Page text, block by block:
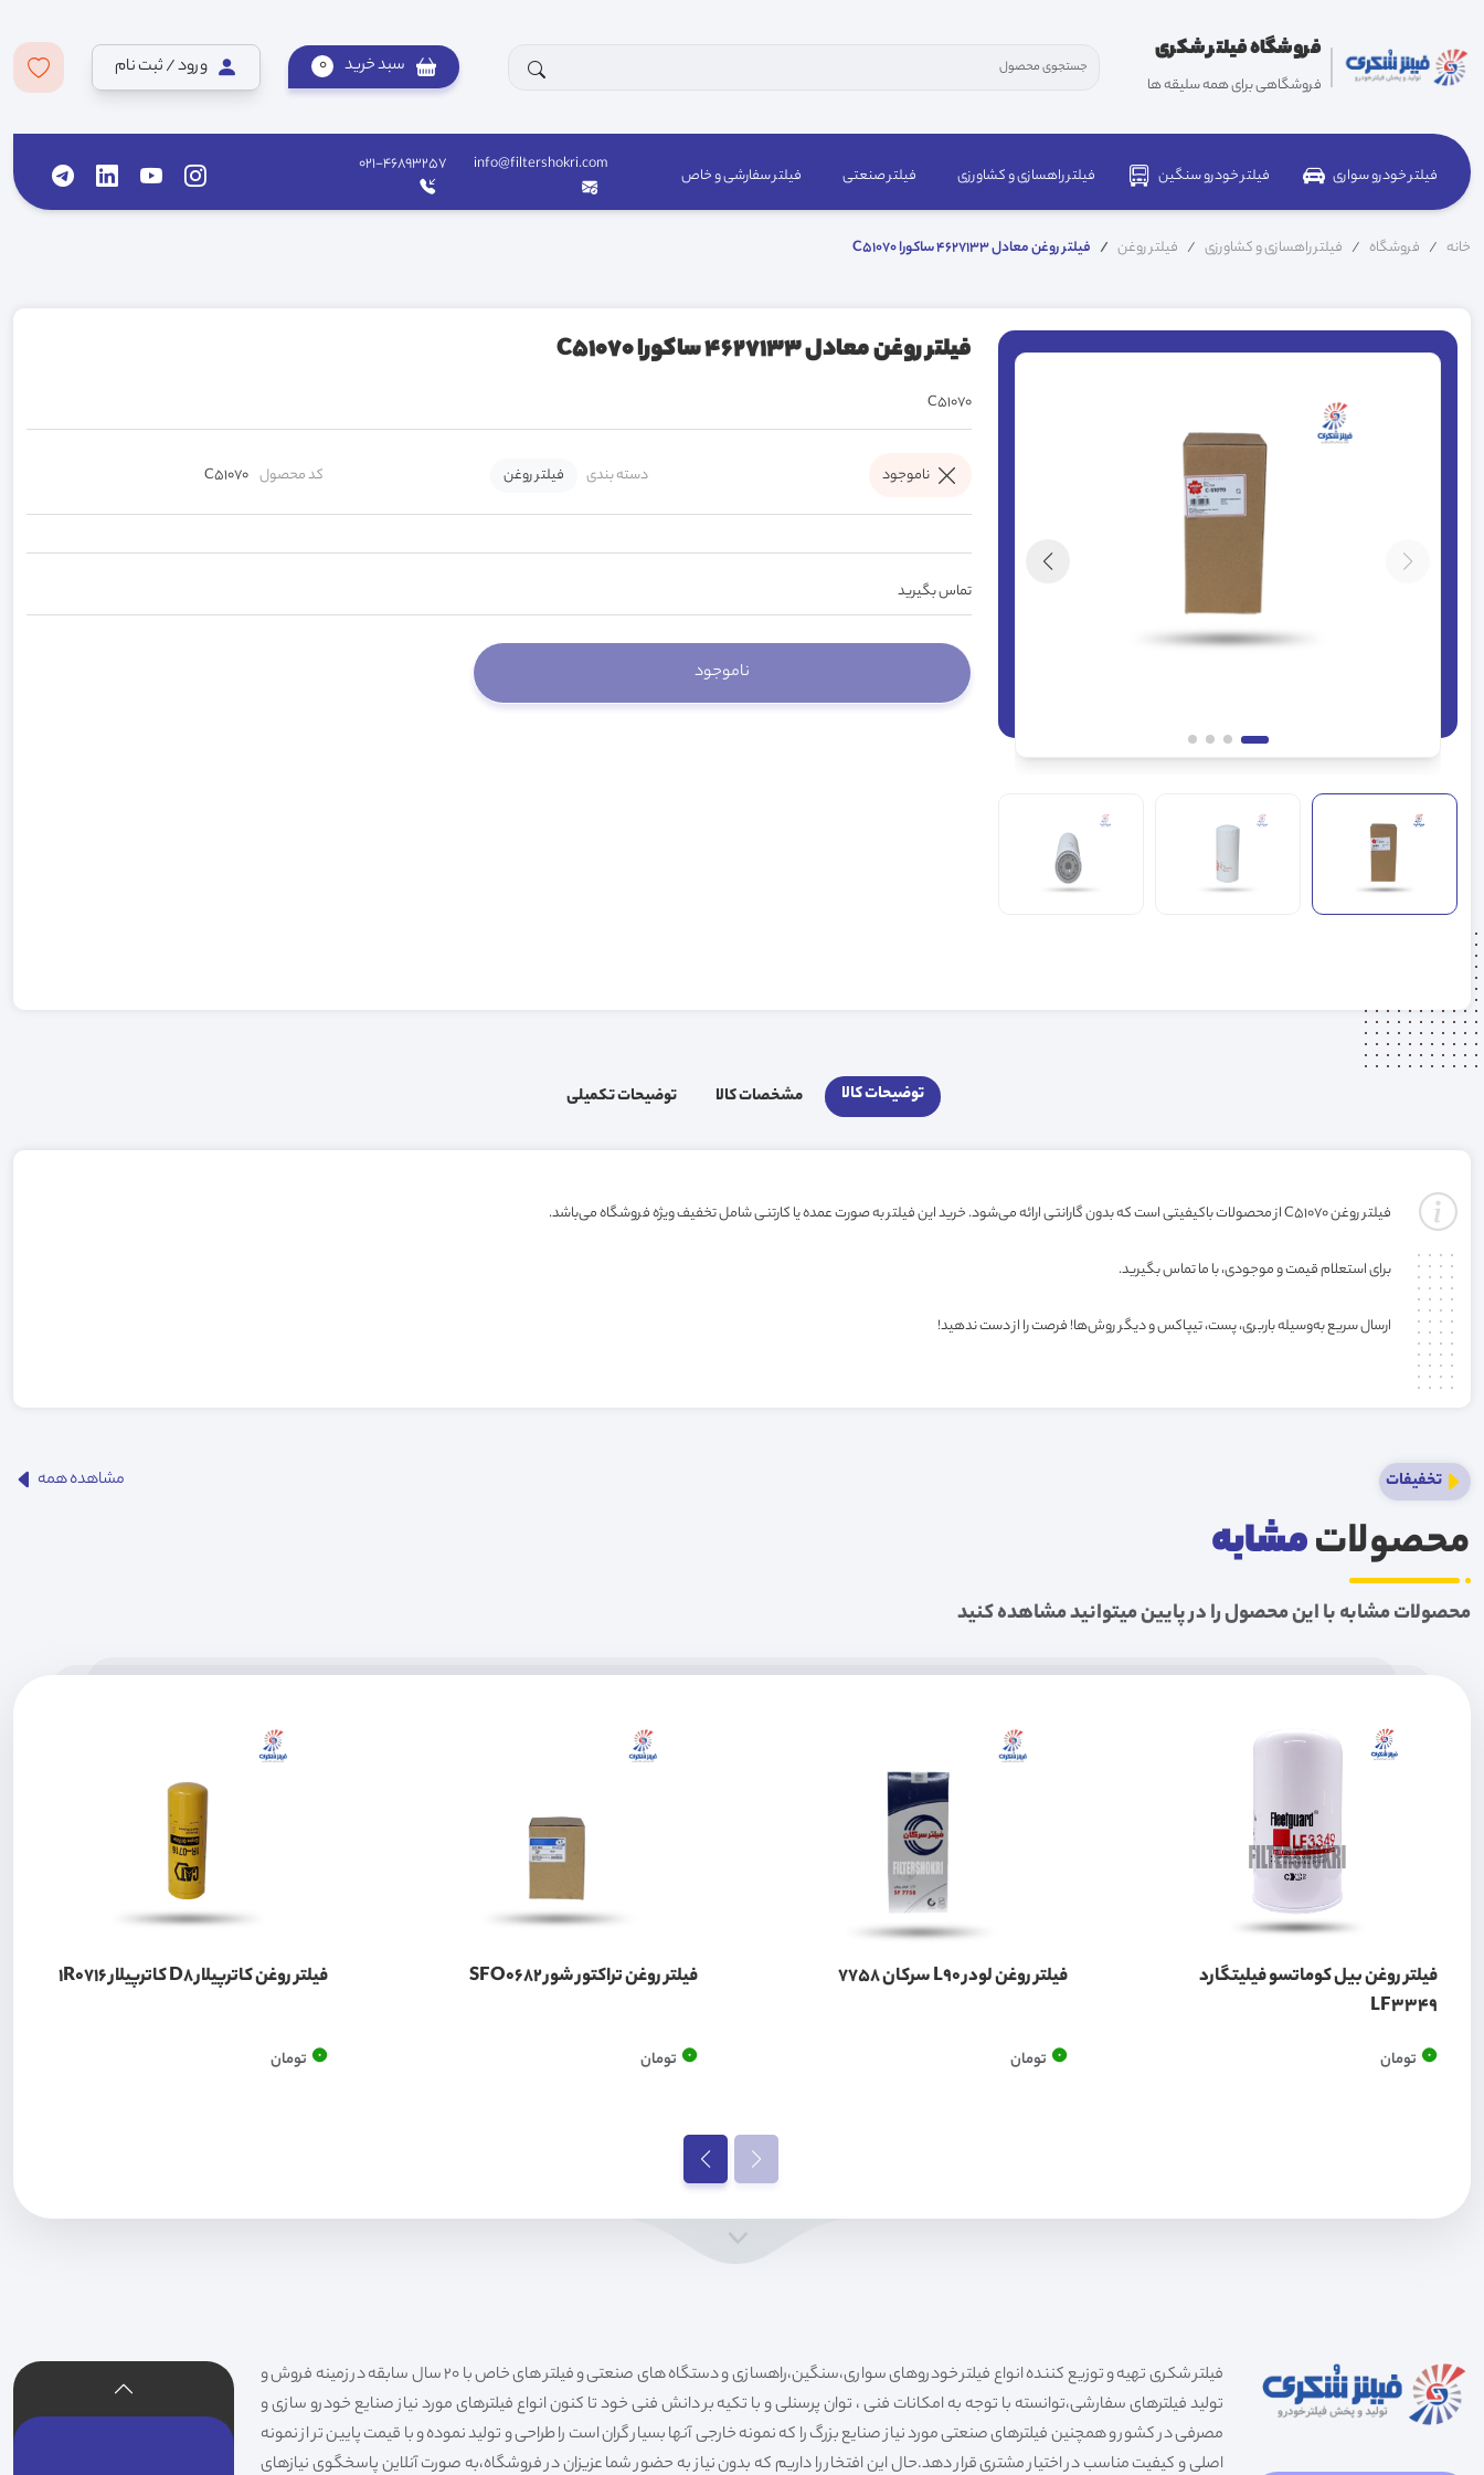
فروشگاه فیلتر شکری
فروشگاهی برای همه سلیقه ها
سبد خرید 0 ورود / ثبت نام
فیلتر خودرو سواری فیلتر خودرو سنگین فیلتر راهسازی و کشاورزی فیلتر صنعتی فیلتر سفارشی و خاص
info@filtershokri.com
021-46893257
خانه فروشگاه فیلتر راهسازی و کشاورزی فیلتر روغن فيلتر روغن معادل 4627133 ساکورا C51070
فيلتر روغن معادل 4627133 ساکورا C51070
C51070
ناموجود دسته بندی فیلتر روغن کد محصول C51070
تماس بگیرید
توضیحات کالا مشخصات کالا توضیحات تکمیلی
فیلتر روغن C51070 از محصولات باکیفیتی است که بدون گارانتی ارائه می‌شود. خرید این فیلتر به صورت عمده یا کارتنی شامل تخفیف ویژه فروشگاه می‌باشد.
برای استعلام قیمت و موجودی، با ما تماس بگیرید.
ارسال سریع به‌وسیله باربری، پست، تیپاکس و دیگر روش‌ها! فرصت را از دست ندهید!
تخفیفات
محصولاتمشابه
محصولات مشابه با این محصول را در پایین میتوانید مشاهده کنید
مشاهده همه
فیلتر روغن بیل کوماتسو فیلیتگارد
LF3349
0 تومان
فیلتر روغن لودر L90 سرکان 7758
0 تومان
فیلتر روغن تراکتور شور SFO0682
0 تومان
فیلتر روغن کاترپیلار D8 کاترپیلار 1R0716
0 تومان
فیلتر شکری تهیه و توزیع کننده انواع فیلتر خودروهای سواری،سنگین،راهسازی و دستگاه های صنعتی و فیلتر های خاص با 20 سال سابقه در زمینه فروش و
تولید فیلترهای سفارشی،توانسته با توجه به امکانات فنی ، توان پرسنلی و با تکیه بر دانش فنی خود تا کنون انواع فیلترهای مورد نیاز صنایع خودرو سازی و
مصرفی در کشور و همچنین فیلترهای صنعتی مورد نیاز صنایع بزرگ را که نمونه خارجی آنها بسیار گران است را طراحی و تولید نموده و با قیمت پایین تر از نمونه
اصلی و کیفیت مناسب در اختیار مشتری قرار دهد.حال این افتخار را داریم که بدون نیاز به حضور شما عزیزان در فروشگاه،به صورت آنلاین پاسخگوی نیازهای